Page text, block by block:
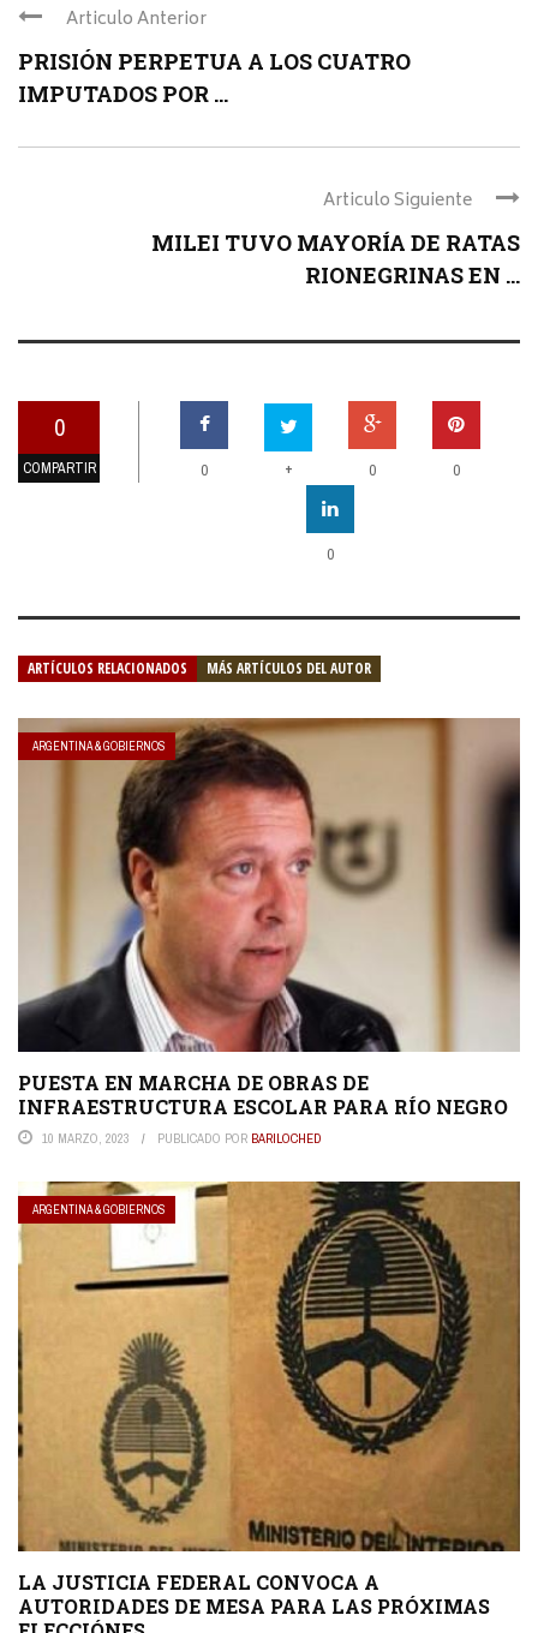
Articulo Anterior
PRISIÓN PERPETUA A LOS CUATRO
IMPUTADOS POR ...
Articulo Siguiente
MILEI TUVO MAYORÍA DE RATAS
RIONEGRINAS EN ...
0
COMPARTIR 0 + 0 0
0
ARTÍCULOS RELACIONADOS MÁS ARTÍCULOS DEL AUTOR
ARGENTINA & GOBIERNOS
PUESTA EN MARCHA DE OBRAS DE
INFRAESTRUCTURA ESCOLAR PARA RÍO NEGRO
10 MARZO, 2023 PUBLICADO POR BARILOCHED
ARGENTINA & GOBIERNOS
LA JUSTICIA FEDERAL CONVOCA A
AUTORIDADES DE MESA PARA LAS PRÓXIMAS